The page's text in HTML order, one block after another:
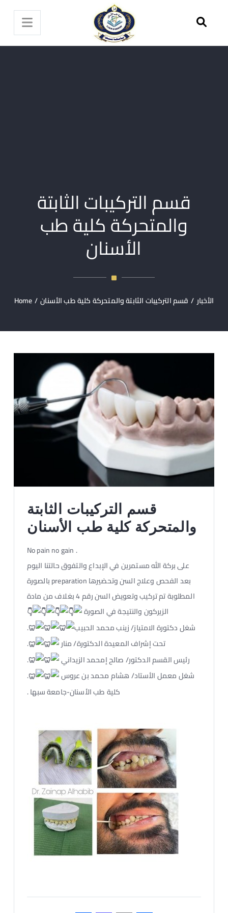
قسم التركيبات الثابتة
والمتحركة كلية طب
الأسنان
Home/ الأخبار / قسم التركيبات الثابتة والمتحركة كلية طب الأسنان
قسم التركيبات الثابتة
والمتحركة كلية طب الأسنان
No pain no gain .
على بركة الله مستمرين في الإبداع والتفوق حالتنا اليوم
بعد الفحص وعلاج السن وتحضيرها preparation بالصورة
المطلوبة تم تركيب وتعويض السن رقم 4 بغلاف من مادة
الزيركون والنتيجة في الصورة
شغل دكتورة الامتياز/ زينب محمد الحبيب
.
تحت إشراف المعيدة الدكتورة/ منار
.
رئيس القسم الدكتور/ صالح إمحمد الزيداني
.
شغل معمل الأستاد/ هشام محمد بن عروس
.
كلية طب الأسنان-جامعة سبها .